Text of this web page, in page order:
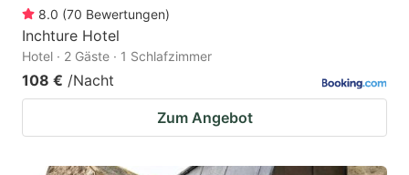
8.0 (70 Bewertungen)
Inchture Hotel
Hotel · 2 Gäste · 1 Schlafzimmer
108 € /Nacht
Zum Angebot